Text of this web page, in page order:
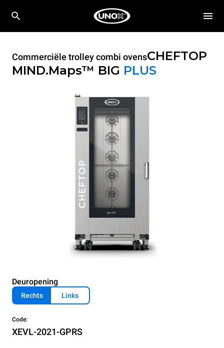
Commerciële trolley combi ovensCHEFTOP
MIND.Maps™ BIG PLUS
Deuropening
Rechts Links
Code:
XEVL-2021-GPRS